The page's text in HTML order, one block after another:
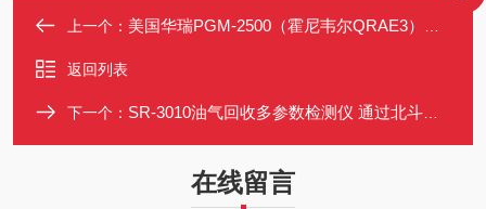
上一个： 美国华瑞PGM-2500（霍尼韦尔QRAE3）四合一气体检测仪
返回列表
下一个： SR-3010油气回收多参数检测仪 通过北斗卫星进行检测地点自动定位
在线留言